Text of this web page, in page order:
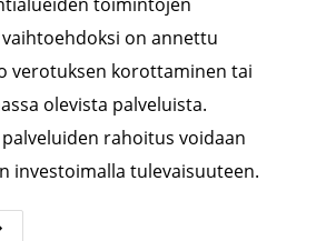
on annettu
verotuksen korottaminen tai
olevista palveluista.
rahoitus voidaan
investoimalla tulevaisuuteen.